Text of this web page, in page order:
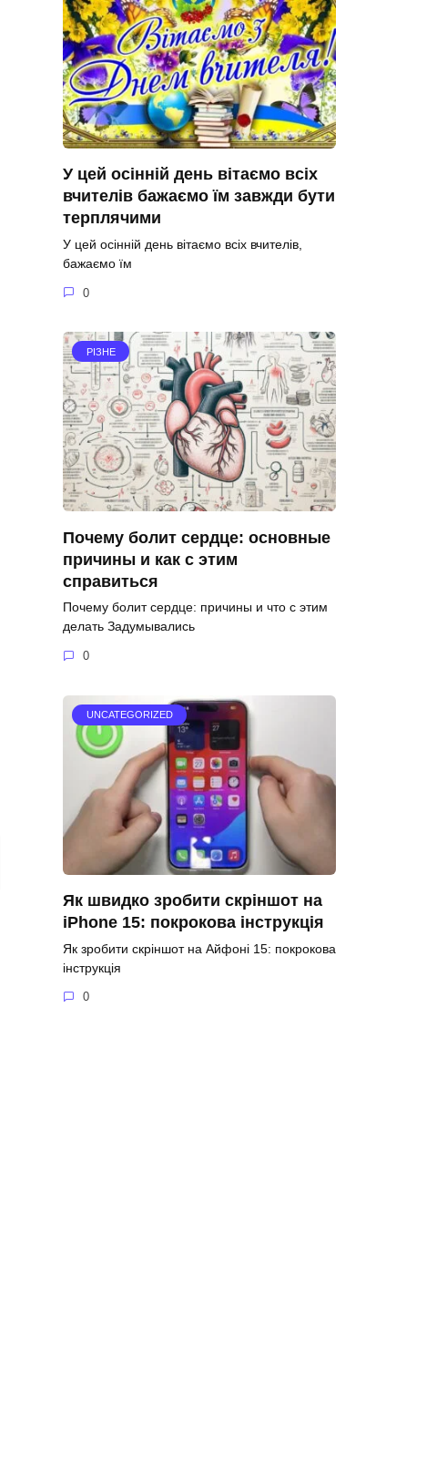
У цей осінній день вітаємо всіх
вчителів бажаємо їм завжди бути
терплячими
У цей осінній день вітаємо всіх вчителів,
бажаємо їм
0
РІЗНЕ
Почему болит сердце: основные
причины и как с этим
справиться
Почему болит сердце: причины и что с этим
делать Задумывались
0
UNCATEGORIZED
Як швидко зробити скріншот на
iPhone 15: покрокова інструкція
Як зробити скріншот на Айфоні 15: покрокова
інструкція
0